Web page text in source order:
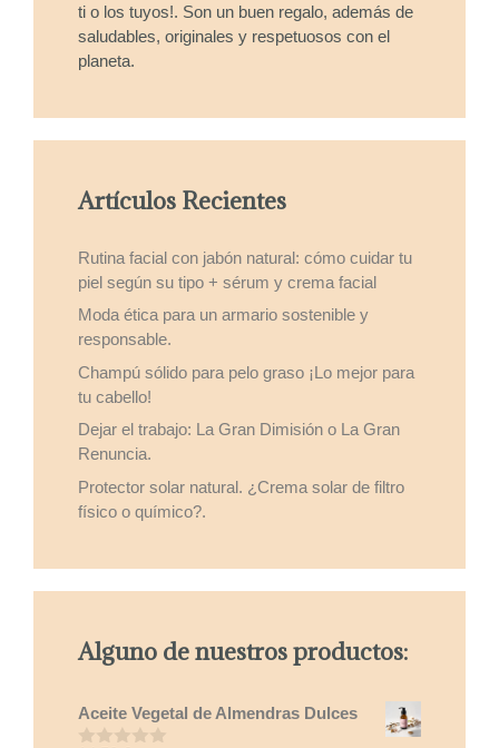
ti o los tuyos!. Son un buen regalo, además de
saludables, originales y respetuosos con el
planeta.
Artículos Recientes
Rutina facial con jabón natural: cómo cuidar tu
piel según su tipo + sérum y crema facial
Moda ética para un armario sostenible y
responsable.
Champú sólido para pelo graso ¡Lo mejor para
tu cabello!
Dejar el trabajo: La Gran Dimisión o La Gran
Renuncia.
Protector solar natural. ¿Crema solar de filtro
físico o químico?.
Alguno de nuestros productos:
Aceite Vegetal de Almendras Dulces